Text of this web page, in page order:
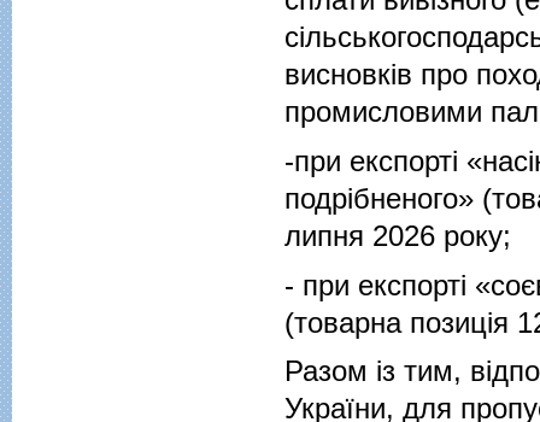
висновків про
промисловими
-при експорті
подрібненого»
липня 2026 року;
- при експорті
(товарна позиція
Разом із тим,
України, для